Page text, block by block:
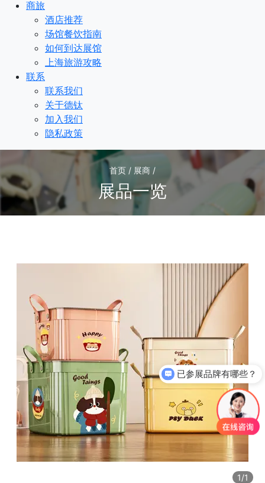
商旅
酒店推荐
场馆餐饮指南
如何到达展馆
上海旅游攻略
联系
联系我们
关于德钛
加入我们
隐私政策
首页 / 展商 /
展品一览
1/1
已参展品牌有哪些？